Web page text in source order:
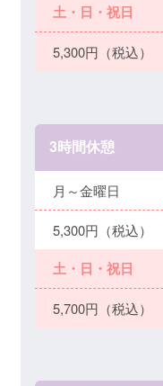
土・日・祝日
5,300円（税込）
3時間休憩
月～金曜日
5,300円（税込）
土・日・祝日
5,700円（税込）